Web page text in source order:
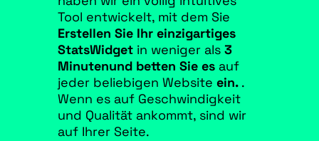
Tool entwickelt, mit dem Sie
Erstellen Sie Ihr einzigartiges
StatsWidget in weniger als 3
Minutenund betten Sie es auf
jeder beliebigen Website ein. .
Wenn es auf Geschwindigkeit
und Qualität ankommt, sind wir
auf Ihrer Seite.